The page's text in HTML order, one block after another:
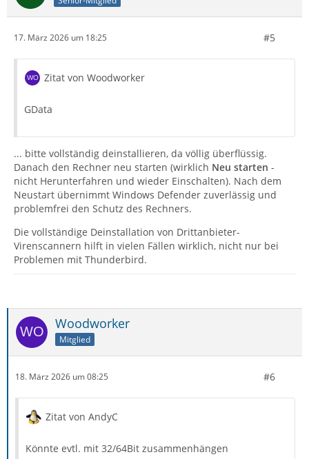
17. März 2026 um 18:25 #5
Zitat von Woodworker
GData
... bitte vollständig deinstallieren, da völlig überflüssig.
Danach den Rechner neu starten (wirklich Neu starten -
nicht Herunterfahren und wieder Einschalten). Nach dem
Neustart übernimmt Windows Defender zuverlässig und
problemfrei den Schutz des Rechners.
Die vollständige Deinstallation von Drittanbieter-
Virenscannern hilft in vielen Fällen wirklich, nicht nur bei
Problemen mit Thunderbird.
Woodworker
Mitglied
18. März 2026 um 08:25 #6
Zitat von AndyC
Könnte evtl. mit 32/64Bit zusammenhängen